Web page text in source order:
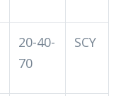
20-40-
70
SCY